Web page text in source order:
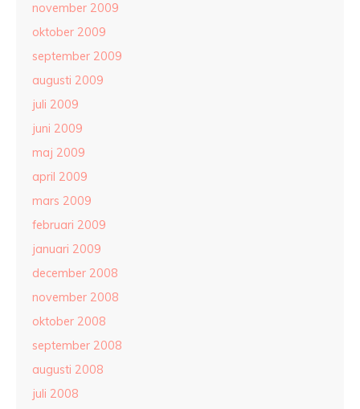
november 2009
oktober 2009
september 2009
augusti 2009
juli 2009
juni 2009
maj 2009
april 2009
mars 2009
februari 2009
januari 2009
december 2008
november 2008
oktober 2008
september 2008
augusti 2008
juli 2008